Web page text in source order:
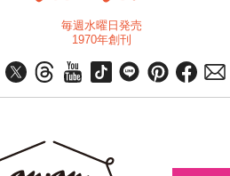
毎週水曜日発売
1970年創刊